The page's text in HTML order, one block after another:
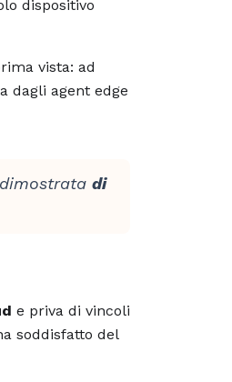
dispositivo
vista: ad
dagli agent edge
di
e priva di vincoli
soddisfatto del